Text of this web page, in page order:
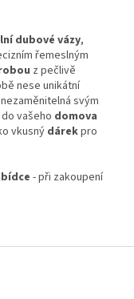
dubové vázy,
řemeslným
z pečlivě
nese unikátní
svým
vašeho domova
vkusný dárekpro
- při zakoupení